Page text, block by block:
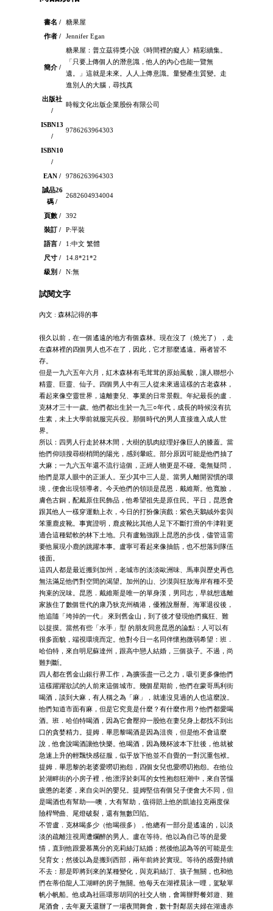
書名 /
糖果屋
作者 /
Jennifer Egan
簡介 /
糖果屋：普立茲得獎小說《時間裡的癡人》精彩續集。
「只要上傳個人的潛意識，他人的內心也能一覽無
遺。」這就是未來。人人上傳意識。量變產生質變。走
進別人的大腦，尋找真
出版社
/
時報文化出版企業股份有限公司
ISBN13
/
9786263964303
ISBN10
/
EAN /
9786263964303
誠品26
碼 /
2682604934004
頁數 /
392
裝訂 /
P:平裝
語言 /
1:中文 繁體
尺寸 /
14.8*21*2
級別 /
N:無
試閱文字
內文 : 森林記得的事
很久以前，在一個遙遠的地方有個森林。現在沒了（燒光了），走
在森林裡的四個男人也不在了，因此，它才那麼遙遠。兩者皆不
存。
但是一九六五年六月，紅木森林有毛茸茸的原始風貌，讓人聯想小
精靈、巨靈、仙子。四個男人中有三人從未來過這樣的古老森林，
看起來像空靈世界，遠離妻兒、事業的日常景觀。年紀最長的盧．
克林才三十一歲。他們都出生於一九三○年代，成長的時候沒有抗
生素，未上大學前就服完兵役。那個時代的男人直接進入成人世
界。
所以：四男人行走於林木間，大樹的肌肉紋理好像巨人的膝蓋。當
他們仰頭搜尋樹梢間的陽光，感到暈眩。部分原因可能是他們抽了
大麻；一九六五年還不流行這個，正經人物更是不碰。毫無疑問，
他們是眾人眼中的正派人。至少其中三人是。當男人離開習慣的環
境，便會出現領導者。今天他們的領頭是昆恩．戴維斯。他寬臉，
膚色古銅，配戴原住民飾品，他希望祖先是原住民。平日，昆恩會
跟其他人一樣穿運動上衣，今日的打扮像演戲：紫色天鵝絨外套與
笨重鹿皮靴。事實證明，鹿皮靴比其他人足下不斷打滑的牛津鞋更
適合這種鬆軟的林下土地。只有盧勉強跟上昆恩的步伐，儘管這需
要他展現小鹿的跳躍本事。盧寧可看起來像抽筋，也不想落到隊伍
後面。
這四人都是最近搬到加州，老城市的淡淡歐洲味、馬車與歷史再也
無法滿足他們對空間的渴望。加州的山、沙漠與狂放海岸有種不受
拘束的況味。昆恩．戴維斯是唯一的單身漢，男同志，早就想逃離
家族住了數個世代的康乃狄克州橋港，優雅說掰掰。海軍退役後，
他追隨「垮掉的一代」 來到舊金山，到了後才發現他們瘋狂、難
以捉摸。當然有些「水手」型 的朋友同意昆恩的論點：人可以有
很多面貌，端視環境而定。他對今日一名同伴懷抱微弱希望：班．
哈伯特，來自明尼蘇達州，跟高中戀人結婚，三個孩子。不過，尚
難判斷。
四人都在舊金山銀行界工作，為擴張盡一己之力，吸引更多像他們
這樣躍躍欲試的人前來這個城市。幾個星期前，他們在蒙哥馬利街
喝酒，談到大麻，有人稱之為「麻」，就連沒見過的人也這麼說。
他們知道市面有麻，但是它究竟是什麼？有什麼作用？他們都愛喝
酒。班．哈伯特喝酒，因為它會壓抑一股他在妻兒身上都找不到出
口的貪婪精力。提姆．畢思黎喝酒是因為沮喪，但是他不會這麼
說，他會說喝酒讓他快樂。他喝酒，因為幾杯波本下肚後，他就被
急速上升的輕飄快感征服，似乎放下他並不自覺的一對沉重包袱。
提姆．畢思黎的老婆愛嘮叨抱怨，四個女兒也愛嘮叨抱怨。在他位
於湖畔街的小房子裡，他漂浮於刺耳的女性抱怨狂潮中，來自苦惱
疲憊的老婆，來自尖叫的嬰兒。提姆堅信有個兒子便會大不同，但
是喝酒也有幫助──噢，大有幫助，值得賠上他的凱迪拉克兩度保
險桿彎曲、尾燈破裂，還有無數凹陷。
不管盧．克林喝多少（他喝很多），他總有一部分是遙遠的，以淡
淡的疏離注視周遭爛醉的男人。盧在等待。他以為自己等的是愛
情，直到他跟愛慕萬分的克莉絲汀結婚；然後他認為等的可能是生
兒育女；然後以為是搬到西部，兩年前終於實現。等待的感覺持續
不去：那是即將到來的某種變化，與克莉絲汀、孩子無關，也和他
們在蒂伯龍人工湖畔的房子無關。他每天在湖裡晨泳一哩，駕駛單
帆小帆船。他成為社區環形胡同的社交人物，會籌辦野餐郊遊、雞
尾酒會，去年夏天還辦了一場夜間舞會，數十對鄰居夫婦在湖邊赤